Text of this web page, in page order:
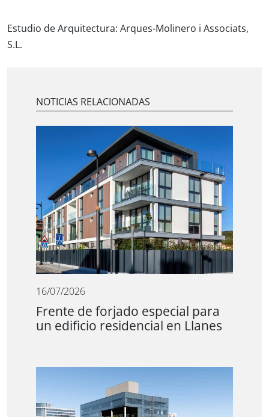
Estudio de Arquitectura: Arques-Molinero i Associats,
S.L.
NOTICIAS RELACIONADAS
16/07/2026
Frente de forjado especial para
un edificio residencial en Llanes